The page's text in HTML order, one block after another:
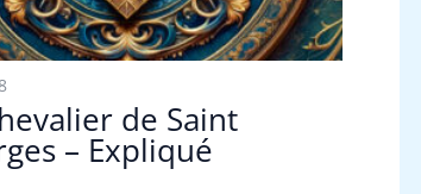
de Saint
– Expliqué